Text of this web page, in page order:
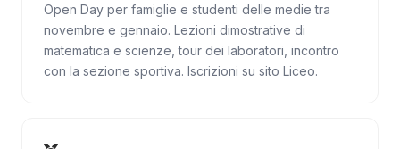
Open Day per famiglie e studenti delle medie tra
novembre e gennaio. Lezioni dimostrative di
matematica e scienze, tour dei laboratori, incontro
con la sezione sportiva. Iscrizioni su sito Liceo.